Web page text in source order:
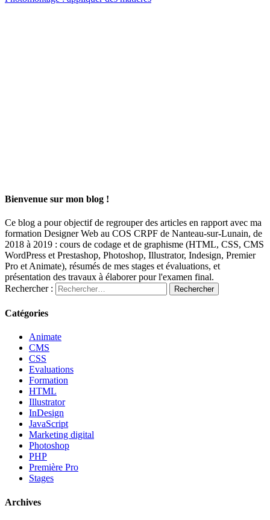
Bienvenue sur mon blog !
Ce blog a pour objectif de regrouper des articles en rapport avec ma
formation Designer Web au COS CRPF de Nanteau-sur-Lunain, de
2018 à 2019 : cours de codage et de graphisme (HTML, CSS, CMS
WordPress et Prestashop, Photoshop, Illustrator, Indesign, Premier
Pro et Animate), résumés de mes stages et évaluations, et
présentation des travaux à élaborer pour l'examen final.
Rechercher :
Catégories
Animate
CMS
CSS
Evaluations
Formation
HTML
Illustrator
InDesign
JavaScript
Marketing digital
Photoshop
PHP
Première Pro
Stages
Archives